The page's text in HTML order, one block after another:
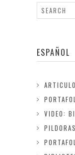
ESPAÑOL
VIDEO: